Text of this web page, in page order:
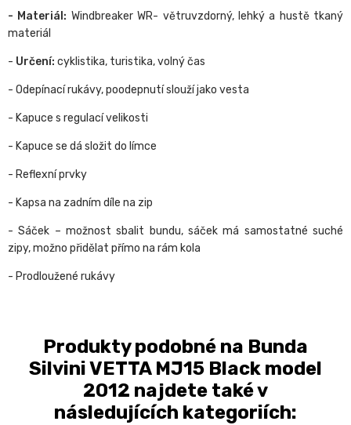
- Materiál: Windbreaker WR- větruvzdorný, lehký a hustě tkaný
materiál
- Určení: cyklistika, turistika, volný čas
- Odepínací rukávy, poodepnutí slouží jako vesta
- Kapuce s regulací velikosti
- Kapuce se dá složit do límce
- Reflexní prvky
- Kapsa na zadním díle na zip
- Sáček – možnost sbalit bundu, sáček má samostatné suché
zipy, možno přidělat přímo na rám kola
- Prodloužené rukávy
Produkty podobné na Bunda
Silvini VETTA MJ15 Black model
2012 najdete také v
následujících kategoriích: